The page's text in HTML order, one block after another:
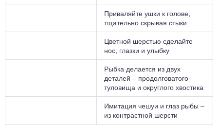
Приваляйте ушки к голове,
тщательно скрывая стыки
Цветной шерстью сделайте
нос, глазки и улыбку
Рыбка делается из двух
деталей – продолговатого
туловища и округлого хвостика
Имитация чешуи и глаз рыбы –
из контрастной шерсти